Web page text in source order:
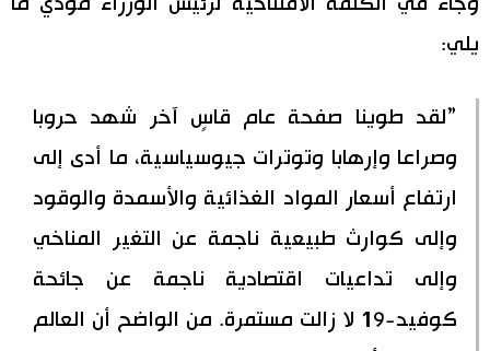
يلي:
”لقد طوينا صفحة عام قاسٍ آخر شهد حروبا
وصراعا وإرهابا وتوترات جيوسياسية، ما أدى إلى
ارتفاع أسعار المواد الغذائية والأسمدة والوقود
وإلى كوارث طبيعية ناجمة عن التغير المناخي
وإلى تداعيات اقتصادية ناجمة عن جائحة
كوفيد-19 لا زالت مستمرة. من الواضح أن العالم